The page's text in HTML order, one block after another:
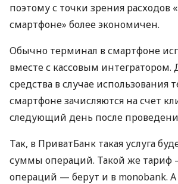
поэтому с точки зрения расходов
смартфоне» более экономичен.
Обычно терминал в смартфоне
вместе с кассовым
средства в случае использования
смартфоне зачисляются на счет
следующий день после
Так, в ПриватБанк такая услуга
суммы операций. Такой же тариф
операций — берут и в monobank. А